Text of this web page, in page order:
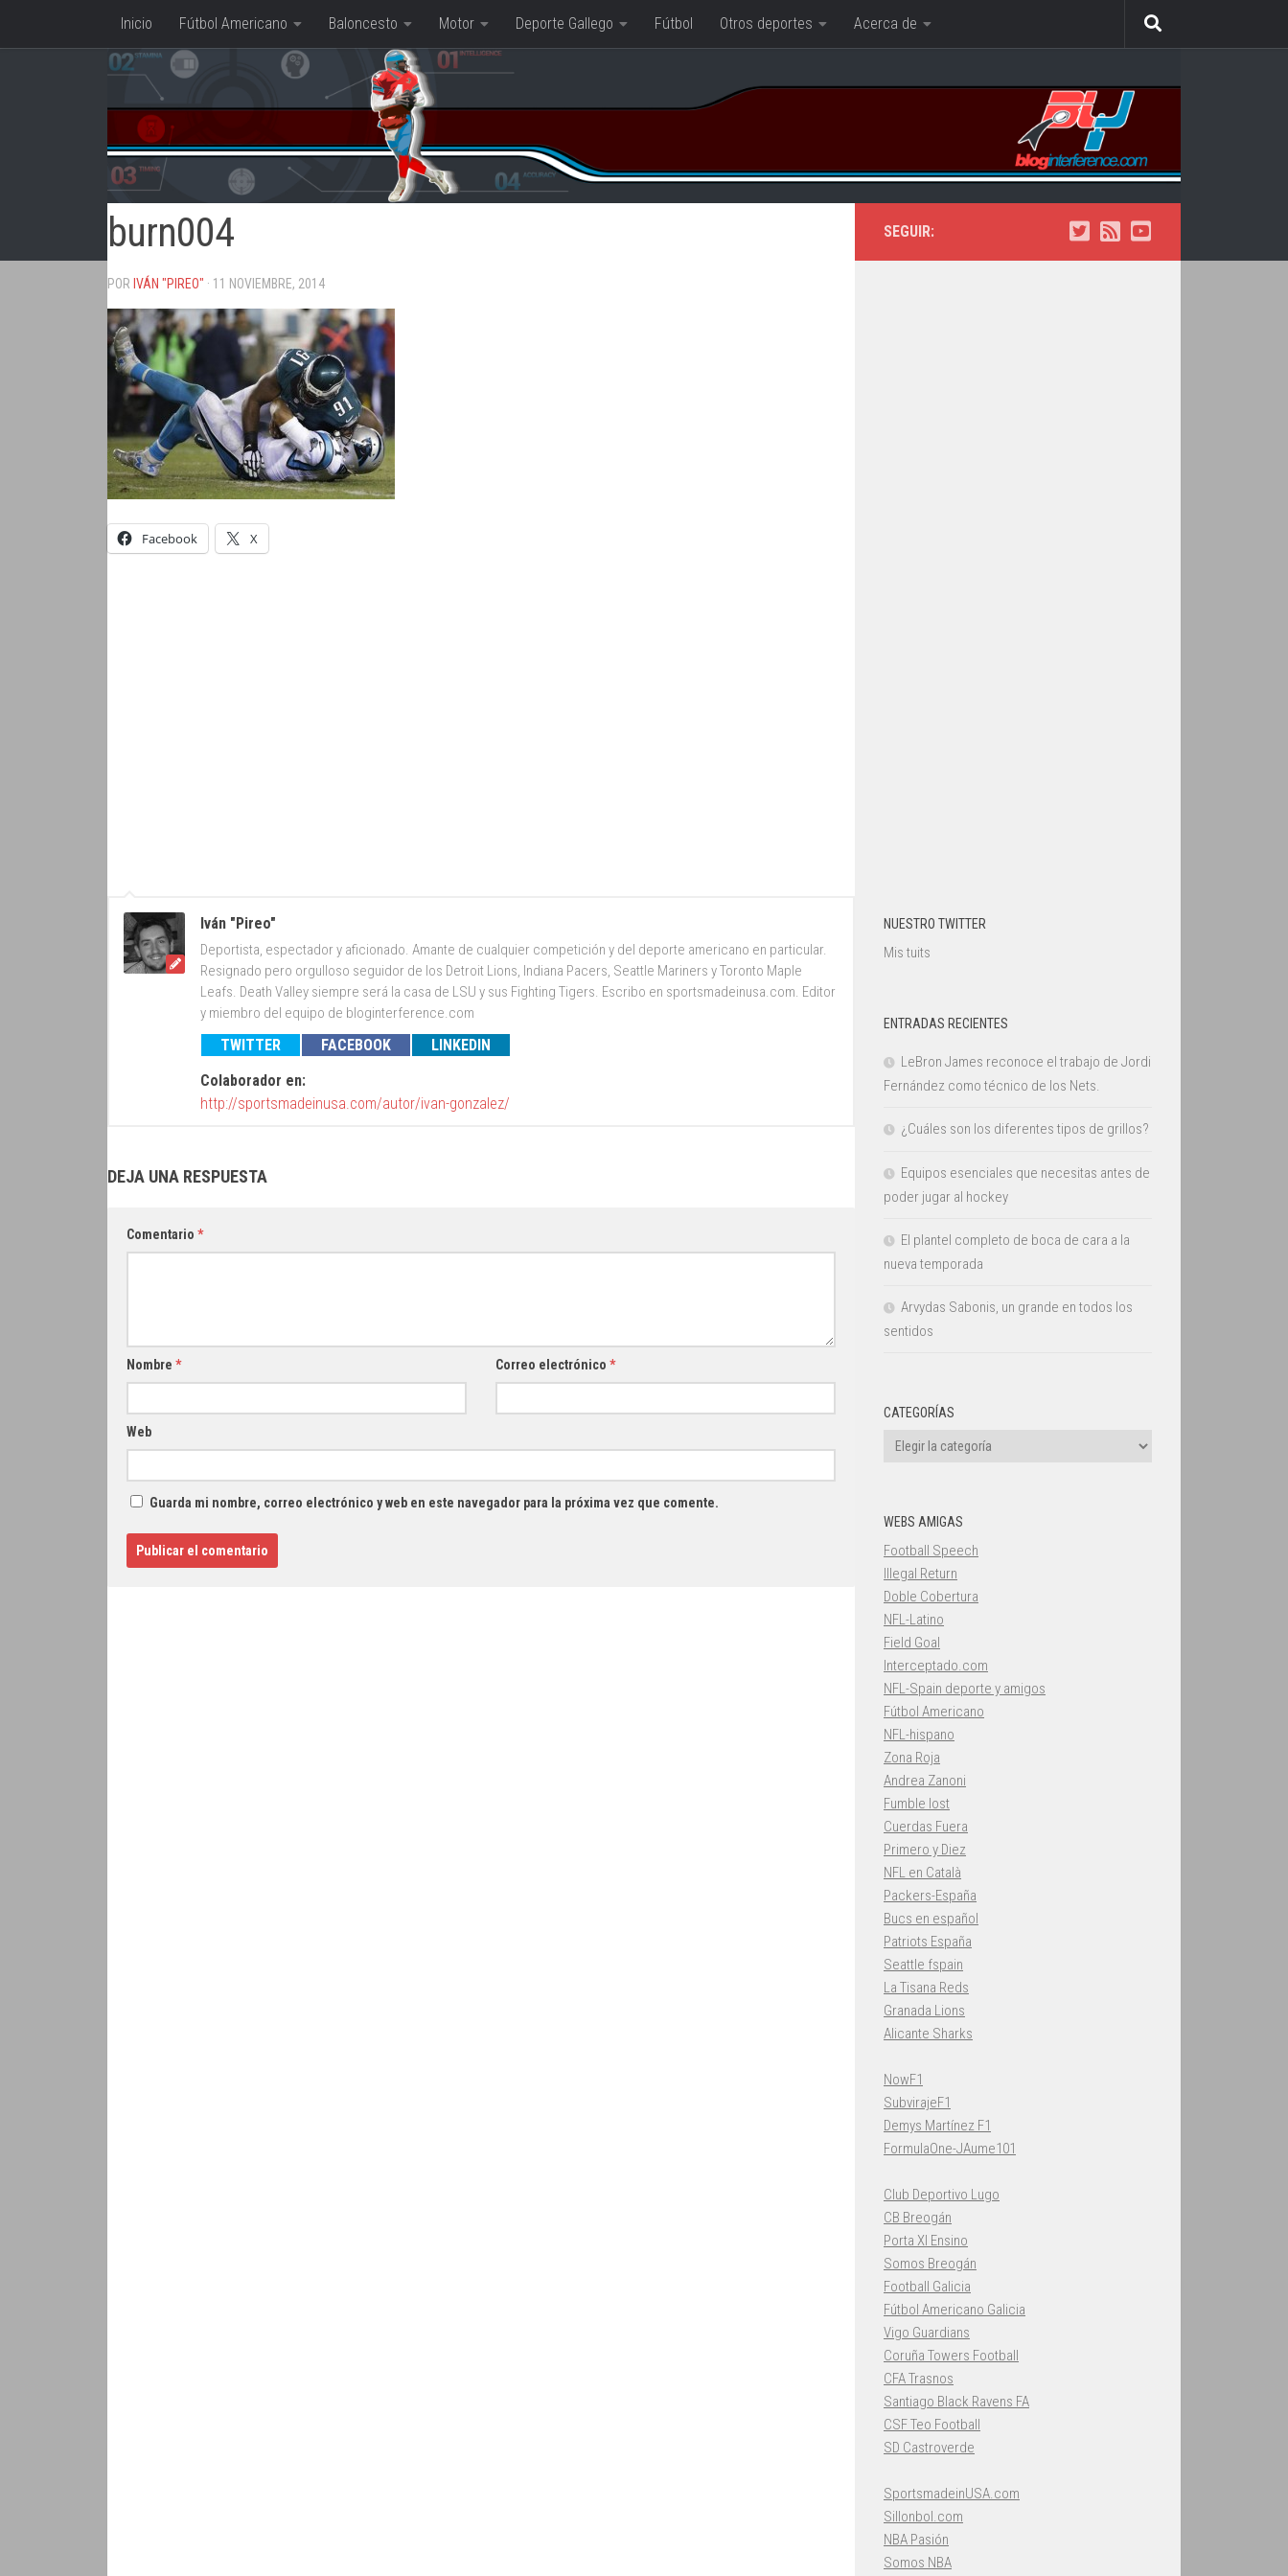
Saltar al contenido
Inicio Fútbol Americano Baloncesto Motor Deporte Gallego Fútbol Otros deportes Acerca de
burn004
POR IVÁN "PIREO" · 11 NOVIEMBRE, 2014
Facebook X
Iván "Pireo"
Deportista, espectador y aficionado. Amante de cualquier competición y del deporte americano en particular.
Resignado pero orgulloso seguidor de los Detroit Lions, Indiana Pacers, Seattle Mariners y Toronto Maple
Leafs. Death Valley siempre será la casa de LSU y sus Fighting Tigers. Escribo en sportsmadeinusa.com. Editor
y miembro del equipo de bloginterference.com
TWITTER FACEBOOK
LINKEDIN
Colaborador en:
http://sportsmadeinusa.com/autor/ivan-gonzalez/
DEJA UNA RESPUESTA
Comentario *
Nombre * Correo electrónico *
Web
Guarda mi nombre, correo electrónico y web en este navegador para la próxima vez que comente.
SEGUIR:
NUESTRO TWITTER
Mis tuits
ENTRADAS RECIENTES
LeBron James reconoce el trabajo de Jordi
Fernández como técnico de los Nets.
¿Cuáles son los diferentes tipos de grillos?
Equipos esenciales que necesitas antes de
poder jugar al hockey
El plantel completo de boca de cara a la
nueva temporada
Arvydas Sabonis, un grande en todos los
sentidos
CATEGORÍAS
Categorías
WEBS AMIGAS
Football Speech
Illegal Return
Doble Cobertura
NFL-Latino
Field Goal
Interceptado.com
NFL-Spain deporte y amigos
Fútbol Americano
NFL-hispano
Zona Roja
Andrea Zanoni
Fumble lost
Cuerdas Fuera
Primero y Diez
NFL en Català
Packers-España
Bucs en español
Patriots España
Seattle fspain
La Tisana Reds
Granada Lions
Alicante Sharks
NowF1
SubvirajeF1
Demys Martínez F1
FormulaOne-JAume101
Club Deportivo Lugo
CB Breogán
Porta XI Ensino
Somos Breogán
Football Galicia
Fútbol Americano Galicia
Vigo Guardians
Coruña Towers Football
CFA Trasnos
Santiago Black Ravens FA
CSF Teo Football
SD Castroverde
SportsmadeinUSA.com
Sillonbol.com
NBA Pasión
Somos NBA